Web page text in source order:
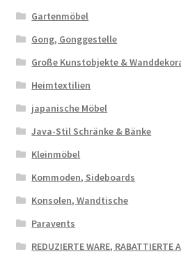
Gartenmöbel
Gong, Gonggestelle
Große Kunstobjekte &
Heimtextilien
japanische Möbel
Java-Stil Schränke & Bänke
Kleinmöbel
Kommoden, Sideboards
Konsolen, Wandtische
Paravents
REDUZIERTE WARE, RABATTIERTE